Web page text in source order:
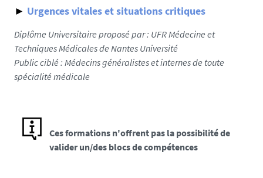
► Urgences vitales et situations critiques
Diplôme Universitaire proposé par : UFR Médecine et
Techniques Médicales de Nantes Université
Public ciblé : Médecins généralistes et internes de toute
spécialité médicale
Ces formations n'offrent pas la possibilité de
valider un/des blocs de compétences